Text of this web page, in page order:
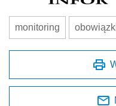
monitoring